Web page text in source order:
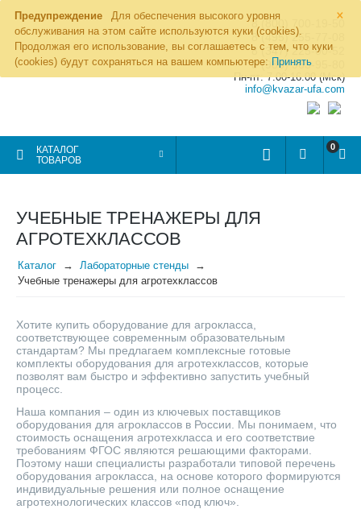
×
Предупреждение
Для обеспечения высокого уровня
обслуживания на этом сайте используются куки (cookies).
Продолжая его использование, вы соглашаетесь с тем, что куки
(cookies) будут сохраняться на вашем компьютере: Принять
8 (800) 700-19-50
8 (495) 255-77-08
8 (347) 225-00-52
8 (986) 963-95-80
Пн-пт: 7.00-16.00 (Мск)
info@kvazar-ufa.com
КАТАЛОГ
ТОВАРОВ
0
УЧЕБНЫЕ ТРЕНАЖЕРЫ ДЛЯ
АГРОТЕХКЛАССОВ
Каталог
Лабораторные стенды
Учебные тренажеры для агротехклассов
Хотите купить оборудование для агрокласса,
соответствующее современным образовательным
стандартам? Мы предлагаем комплексные готовые
комплекты оборудования для агротехклассов, которые
позволят вам быстро и эффективно запустить учебный
процесс.
Наша компания – один из ключевых поставщиков
оборудования для агроклассов в России. Мы понимаем, что
стоимость оснащения агротехкласса и его соответствие
требованиям ФГОС являются решающими факторами.
Поэтому наши специалисты разработали типовой перечень
оборудования агрокласса, на основе которого формируются
индивидуальные решения или полное оснащение
агротехнологических классов «под ключ».